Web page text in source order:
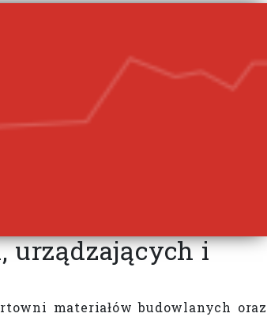
urządzających i
materiałów budowlanych oraz